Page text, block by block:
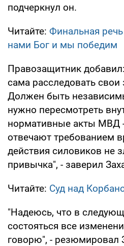
подчеркнул он.
Читайте: Финальная
нами Бог и мы победим
Правозащитник
сама расследовать свои
Должен быть
нужно пересмотреть
нормативные акты МВД
отвечают требованием
действия силовиков не
привычка", - заверил
Читайте: Суд над
"Надеюсь, что в
состояться все
говорю", - резюмировал